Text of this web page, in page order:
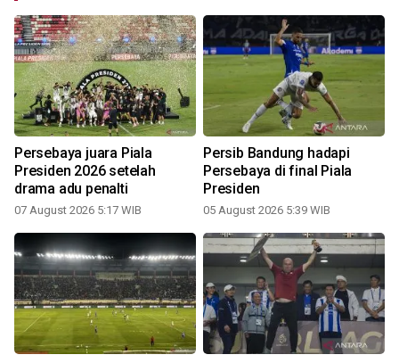
Persebaya juara Piala
Presiden 2026 setelah
drama adu penalti
07 August 2026 5:17 WIB
Persib Bandung hadapi
Persebaya di final Piala
Presiden
05 August 2026 5:39 WIB